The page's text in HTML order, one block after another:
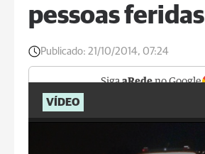
pessoas feridas
Publicado: 21/10/2014, 07:24
SigaaRedeno Google
VÍDEO